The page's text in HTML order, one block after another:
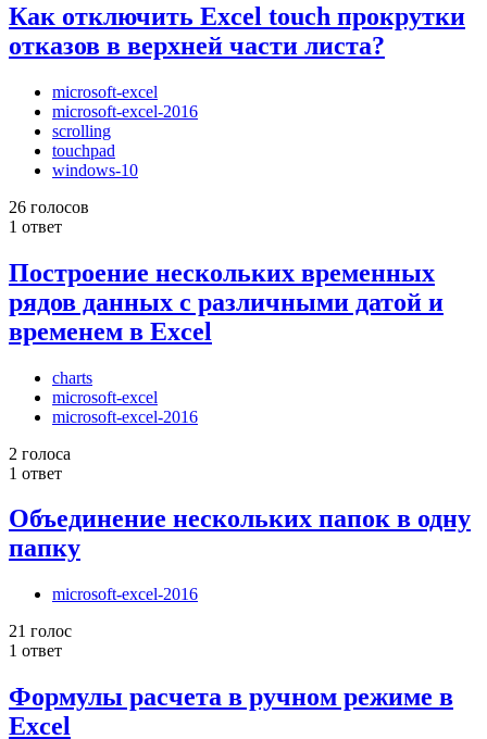
Как отключить Excel touch прокрутки
отказов в верхней части листа?
microsoft-excel
microsoft-excel-2016
scrolling
touchpad
windows-10
26 голосов
1 ответ
Построение нескольких временных
рядов данных с различными датой и
временем в Excel
charts
microsoft-excel
microsoft-excel-2016
2 голоса
1 ответ
Объединение нескольких папок в одну
папку
microsoft-excel-2016
21 голос
1 ответ
Формулы расчета в ручном режиме в
Excel